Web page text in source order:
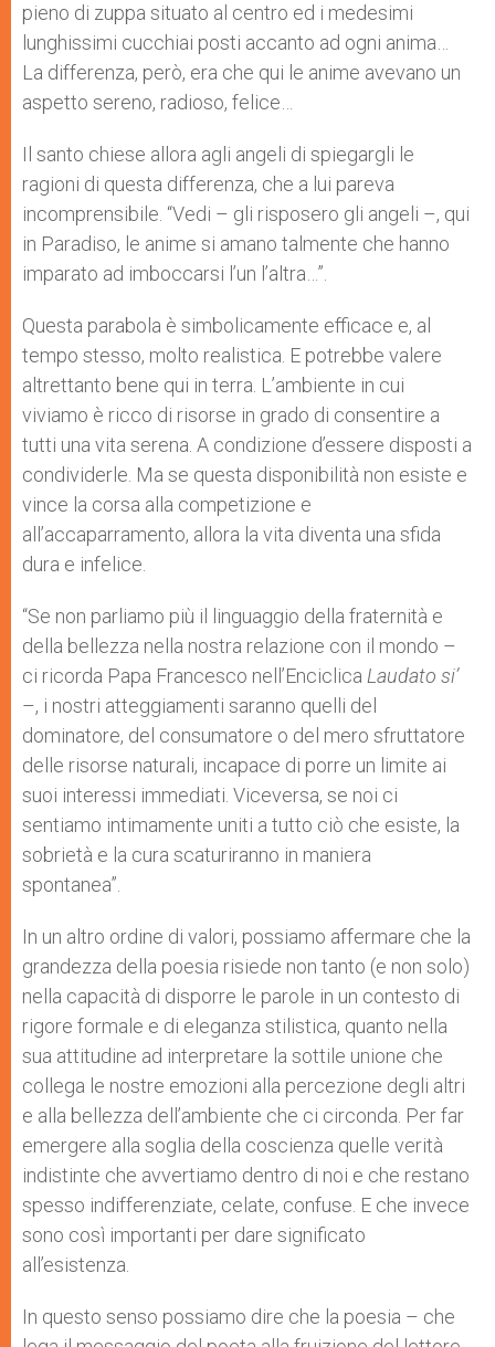
pieno di zuppa situato al centro ed i medesimi
lunghissimi cucchiai posti accanto ad ogni anima…
La differenza, però, era che qui le anime avevano un
aspetto sereno, radioso, felice…
Il santo chiese allora agli angeli di spiegargli le
ragioni di questa differenza, che a lui pareva
incomprensibile. “Vedi – gli risposero gli angeli –, qui
in Paradiso, le anime si amano talmente che hanno
imparato ad imboccarsi l’un l’altra…”.
Questa parabola è simbolicamente efficace e, al
tempo stesso, molto realistica. E potrebbe valere
altrettanto bene qui in terra. L’ambiente in cui
viviamo è ricco di risorse in grado di consentire a
tutti una vita serena. A condizione d’essere disposti a
condividerle. Ma se questa disponibilità non esiste e
vince la corsa alla competizione e
all’accaparramento, allora la vita diventa una sfida
dura e infelice.
“Se non parliamo più il linguaggio della fraternità e
della bellezza nella nostra relazione con il mondo –
ci ricorda Papa Francesco nell’Enciclica Laudato si’
–, i nostri atteggiamenti saranno quelli del
dominatore, del consumatore o del mero sfruttatore
delle risorse naturali, incapace di porre un limite ai
suoi interessi immediati. Viceversa, se noi ci
sentiamo intimamente uniti a tutto ciò che esiste, la
sobrietà e la cura scaturiranno in maniera
spontanea”.
In un altro ordine di valori, possiamo affermare che la
grandezza della poesia risiede non tanto (e non solo)
nella capacità di disporre le parole in un contesto di
rigore formale e di eleganza stilistica, quanto nella
sua attitudine ad interpretare la sottile unione che
collega le nostre emozioni alla percezione degli altri
e alla bellezza dell’ambiente che ci circonda. Per far
emergere alla soglia della coscienza quelle verità
indistinte che avvertiamo dentro di noi e che restano
spesso indifferenziate, celate, confuse. E che invece
sono così importanti per dare significato
all’esistenza.
In questo senso possiamo dire che la poesia – che